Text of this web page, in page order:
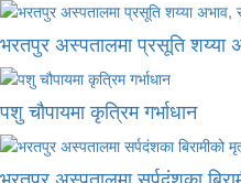
भरतपुर अस्पतालमा प्रसूति शय्या
पशु चौपायमा कृत्रिम गर्भाधान